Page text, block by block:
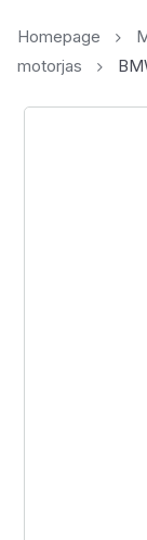
Homepage
motorjas